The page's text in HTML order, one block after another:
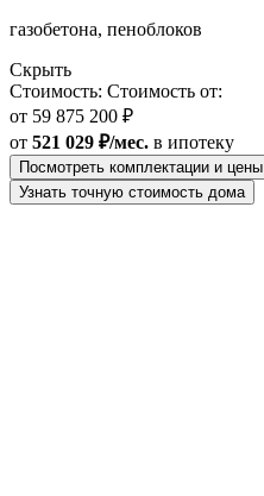
газобетона, пеноблоков
Скрыть
Стоимость: Стоимость от:
от 59 875 200 ₽
от 521 029 ₽/мес. в ипотеку
Посмотреть комплектации и цены
Узнать точную стоимость дома